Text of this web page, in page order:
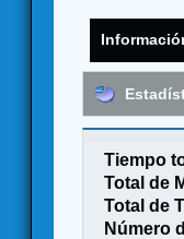
Tiempo
Total de
Total de
Número